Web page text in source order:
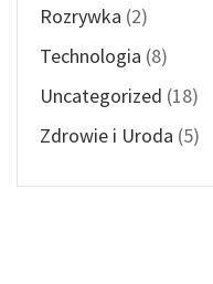
Rozrywka (2)
Technologia (8)
Uncategorized (18)
Zdrowie i Uroda (5)